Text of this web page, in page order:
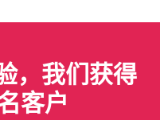
，我们获得
客户